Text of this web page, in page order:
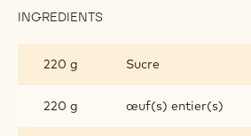
INGREDIENTS
SANGUINE
220 g Sucre
220 g œuf(s) entier(s)